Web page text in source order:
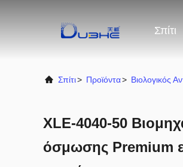
Σπίτι
Σπίτι> Προϊόντα> Βιολογικός
XLE-4040-50
όσμωσης Premium